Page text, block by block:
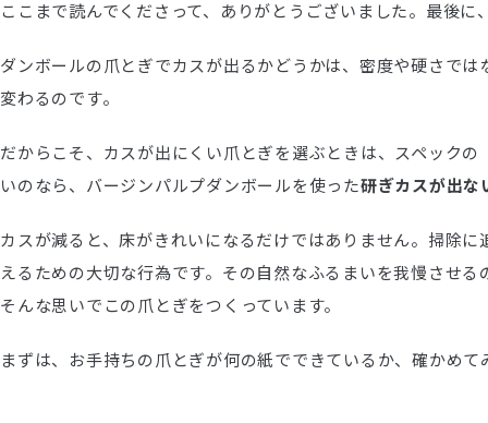
ここまで読んでくださって、ありがとうございました。最後
ダンボールの爪とぎでカスが出るかどうかは、密度や硬さでは
変わるのです。
だからこそ、カスが出にくい爪とぎを選ぶときは、スペックの
いのなら、バージンパルプダンボールを使った研ぎカスが出
カスが減ると、床がきれいになるだけではありません。掃除
えるための大切な行為です。その自然なふるまいを我慢させ
そんな思いでこの爪とぎをつくっています。
まずは、お手持ちの爪とぎが何の紙でできているか、確かめ